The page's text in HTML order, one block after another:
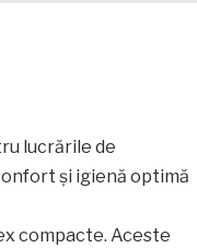
lucrările de
și igienă optimă
compacte. Aceste